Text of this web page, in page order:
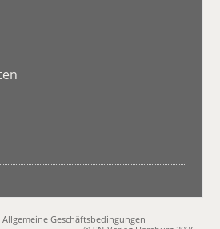
Allgemeine Geschäftsbedingungen